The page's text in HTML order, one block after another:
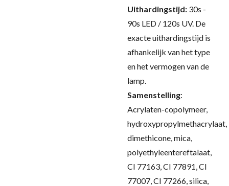
Uithardingstijd: 30s -
90s LED / 120s UV. De
exacte uithardingstijd is
afhankelijk van het type
en het vermogen van de
lamp.
Samenstelling:
Acrylaten-copolymeer,
hydroxypropylmethacrylaat,
dimethicone, mica,
polyethyleentereftalaat,
CI 77163, CI 77891, CI
77007, CI 77266, silica,